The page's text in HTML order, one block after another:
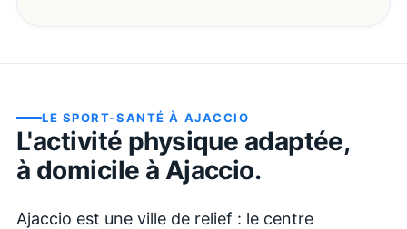
LE SPORT-SANTÉ À AJACCIO
L'activité physique adaptée,
à domicile à Ajaccio.
Ajaccio est une ville de relief : le centre